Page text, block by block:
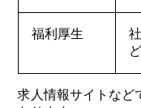
福利厚生
ど
求人情報サイトなど